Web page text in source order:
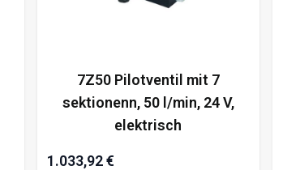
7Z50 Pilotventil mit 7
sektionenn, 50 l/min, 24 V,
elektrisch
1.033,92 €